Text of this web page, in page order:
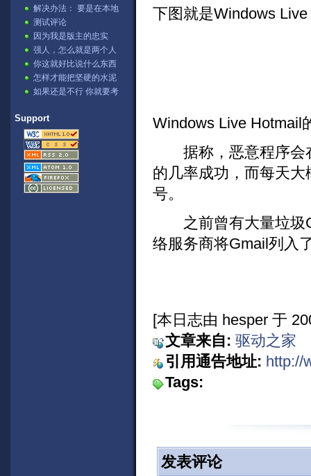
下图就是Windows
Windows Live Hotmail
据称，恶意程序会
的几率成功，而每天
号。
之前曾有大量垃圾
络服务商将Gmail列入
[本日志由 hesper 于
文章来自: 驱动之家
引用通告地址: http://
Tags:
发表评论
的不错哦
解决办法： 要是在本地
IIS测试的话→ ...
测试评论
因为我是版主的忠实
fans啊 哈哈哈[lol]
强人，怎么就是两个人
讨论？
你这就好比说什么东西
可以把石头溶解掉，不
是不可能，...
怎样才能把坚硬的水泥
溶解掉呢。
如果还是不行 你就要考
正确阿？...
Support